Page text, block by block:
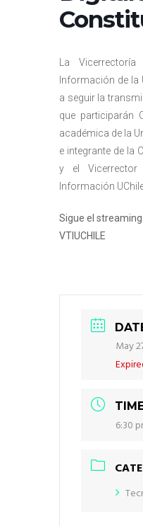
La
Información de la
a seguir la
que participarán
académica de la
e integrante de la
y el
Información
Sigue el
VTIUCHILE
May
6:30